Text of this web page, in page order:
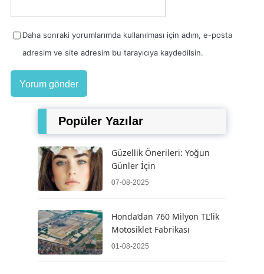
Daha sonraki yorumlarımda kullanılması için adım, e-posta
adresim ve site adresim bu tarayıcıya kaydedilsin.
Popüler Yazılar
Güzellik Önerileri: Yoğun
Günler İçin
07-08-2025
Honda’dan 760 Milyon TL’lik
Motosiklet Fabrikası
01-08-2025